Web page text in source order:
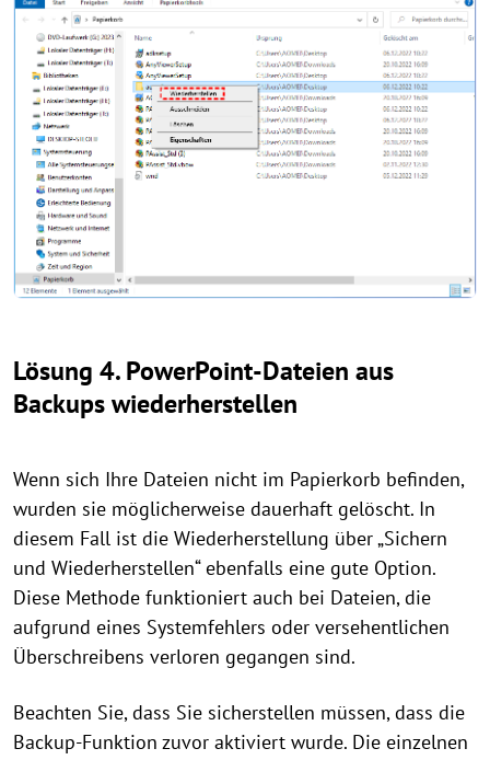
Lösung 4. PowerPoint-Dateien aus
Backups wiederherstellen
Wenn sich Ihre Dateien nicht im Papierkorb befinden,
wurden sie möglicherweise dauerhaft gelöscht. In
diesem Fall ist die Wiederherstellung über „Sichern
und Wiederherstellen“ ebenfalls eine gute Option.
Diese Methode funktioniert auch bei Dateien, die
aufgrund eines Systemfehlers oder versehentlichen
Überschreibens verloren gegangen sind.
Beachten Sie, dass Sie sicherstellen müssen, dass die
Backup-Funktion zuvor aktiviert wurde. Die einzelnen